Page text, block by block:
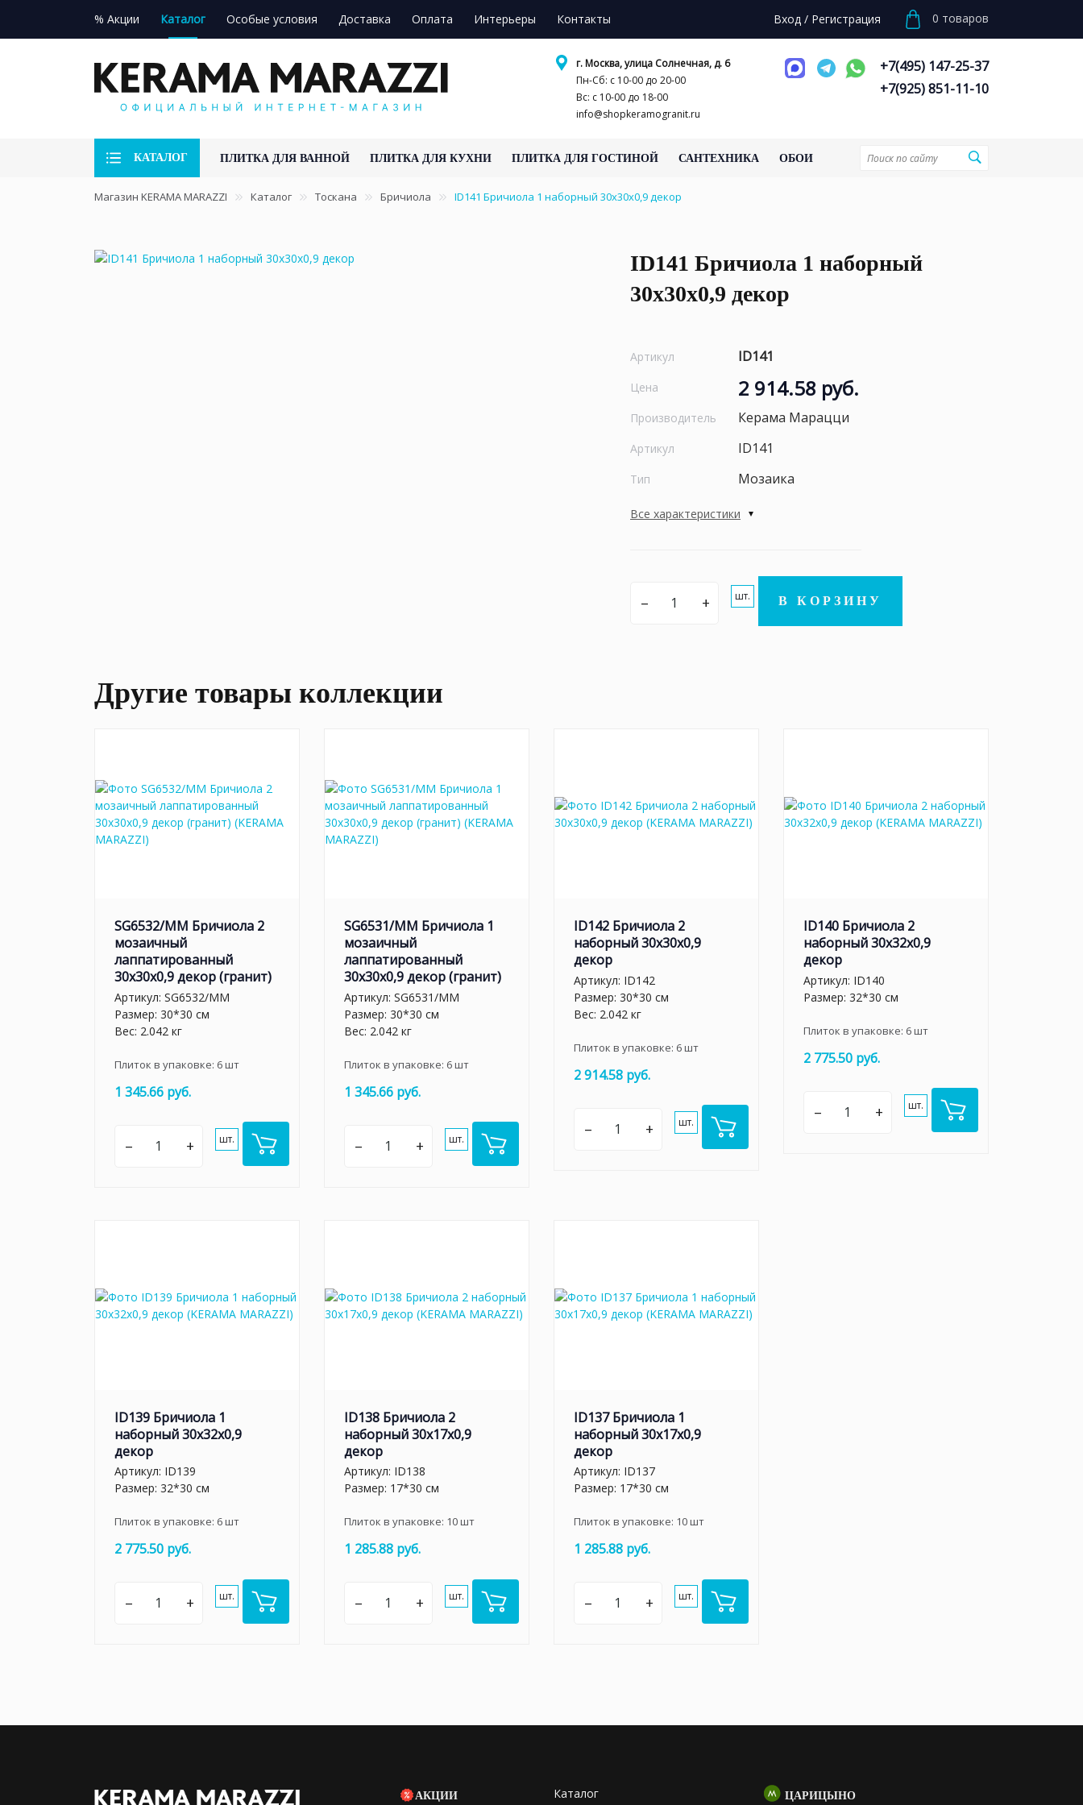
% Акции Каталог Особые условия Доставка Оплата Интерьеры Контакты Вход / Регистрация 0 товаров
г. Москва, улица Солнечная, д. 6
Пн-Сб: с 10-00 до 20-00
Вс: с 10-00 до 18-00
info@shopkeramogranit.ru
+7(495) 147-25-37
+7(925) 851-11-10
КАТАЛОГ ПЛИТКА ДЛЯ ВАННОЙ ПЛИТКА ДЛЯ КУХНИ ПЛИТКА ДЛЯ ГОСТИНОЙ САНТЕХНИКА ОБОИ
Магазин KERAMA MARAZZI Каталог Тоскана Бричиола ID141 Бричиола 1 наборный 30х30x0,9 декор
ID141 Бричиола 1 наборный
30х30x0,9 декор
Артикул ID141
Цена 2 914.58 руб.
Производитель Керама Марацци
Артикул ID141
Тип Мозаика
Все характеристики
– + шт. В КОРЗИНУ
Другие товары коллекции
SG6532/MM Бричиола 2
мозаичный
лаппатированный
30x30x0,9 декор (гранит)
Артикул: SG6532/MM
Размер: 30*30 см
Вес: 2.042 кг
Плиток в упаковке: 6шт
1 345.66 руб.
– + шт.
SG6531/MM Бричиола 1
мозаичный
лаппатированный
30x30x0,9 декор (гранит)
Артикул: SG6531/MM
Размер: 30*30 см
Вес: 2.042 кг
Плиток в упаковке: 6шт
1 345.66 руб.
– + шт.
ID142 Бричиола 2
наборный 30х30x0,9
декор
Артикул: ID142
Размер: 30*30 см
Вес: 2.042 кг
Плиток в упаковке: 6шт
2 914.58 руб.
– + шт.
ID140 Бричиола 2
наборный 30х32x0,9
декор
Артикул: ID140
Размер: 32*30 см
Плиток в упаковке: 6шт
2 775.50 руб.
– + шт.
ID139 Бричиола 1
наборный 30х32x0,9
декор
Артикул: ID139
Размер: 32*30 см
Плиток в упаковке: 6шт
2 775.50 руб.
– + шт.
ID138 Бричиола 2
наборный 30х17x0,9
декор
Артикул: ID138
Размер: 17*30 см
Плиток в упаковке: 10шт
1 285.88 руб.
– + шт.
ID137 Бричиола 1
наборный 30х17x0,9
декор
Артикул: ID137
Размер: 17*30 см
Плиток в упаковке: 10шт
1 285.88 руб.
– + шт.
АКЦИИ Каталог ЦАРИЦЫНО